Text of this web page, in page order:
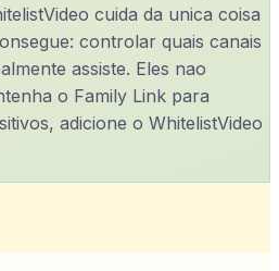
cuida da unica coisa
controlar quais canais
assiste. Eles nao
o Family Link para
adicione o WhitelistVideo